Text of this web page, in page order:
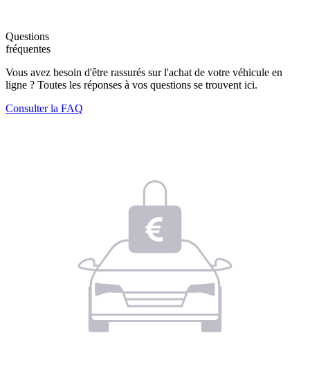
Questions
fréquentes
Vous avez besoin d'être rassurés sur l'achat de votre véhicule en
ligne ? Toutes les réponses à vos questions se trouvent ici.
Consulter la FAQ